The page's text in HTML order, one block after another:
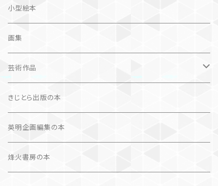
文学（論）
カレンダー
カレンダー
小型絵本
画集
芸術作品
画集
作品集＋エッセイ
カレンダー
写真集
作品集＋エッセイ
きじとら出版の本
英明企画編集の本
烽火書房の本